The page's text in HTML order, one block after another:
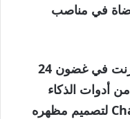
في مناصب
قال ديبكي إنه أنشأ حزبه عبر الإنترنت في غضون 24
أدوات الذكاء
الاصطناعي مثل Claude وChatGPT لتصميم مظهره